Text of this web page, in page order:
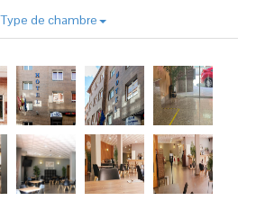
Type de chambre